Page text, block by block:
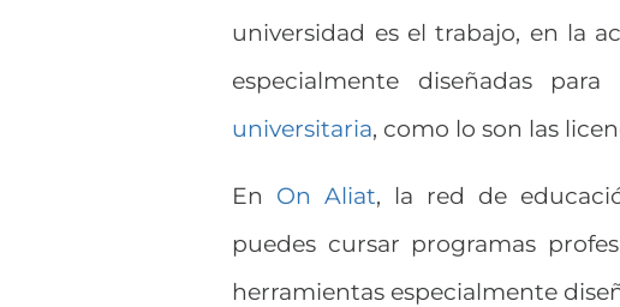
universidad es el trabajo, en la
especialmente diseñadas para
universitaria, como lo son las
En On Aliat, la red de
puedes cursar programas
herramientas especialmente